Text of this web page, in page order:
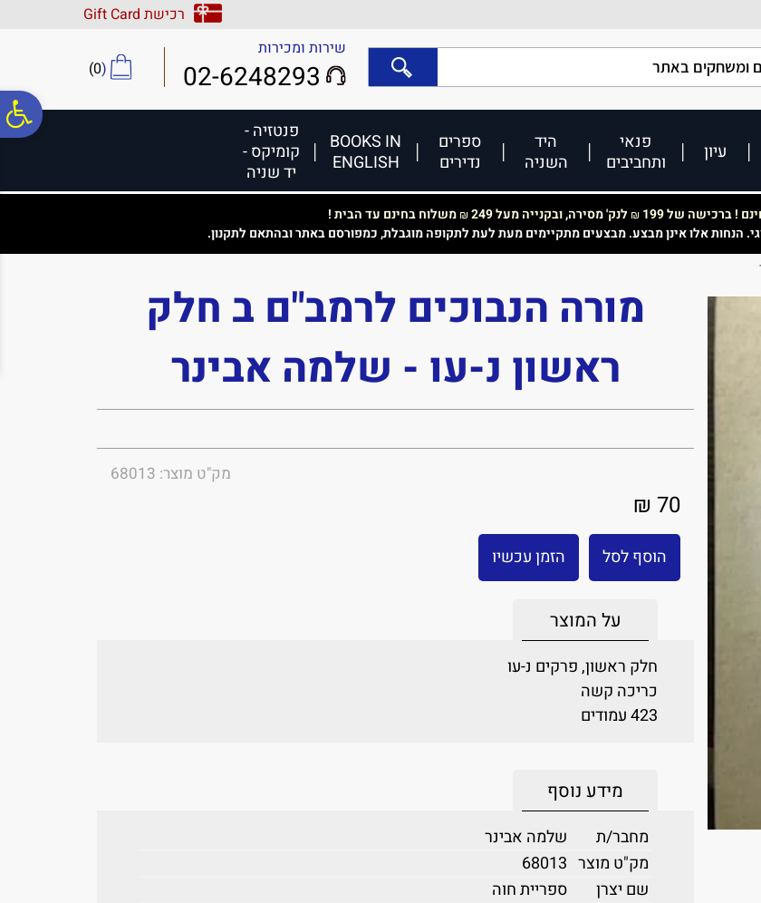
נגישות
אתר
המרכזי
רכישת Gift Card
שירות ומכירות
02-6248293
(
0
)
עיון
פנאי
ותחביבים
היד
השניה
ספרים
נדירים
BOOKS IN
ENGLISH
פנטזיה -
קומיקס -
יד שניה
! ברכישה של 199 ₪ לנק' מסירה, ובקנייה מעל 249 ₪משלוח בחינם עד הבית !
הנחות אלו אינן מבצע. מבצעים מתקיימים מעת לעת לתקופה מוגבלת, כמפורסם באתר ובהתאם לתקנון.
מורה הנבוכים לרמב"ם ב חלק
ראשון נ-עו - שלמה אבינר
מק"ט מוצר: 68013
70 ₪
הוסף לסל הזמן עכשיו
על המוצר
חלק ראשון, פרקים נ-עו
כריכה קשה
423 עמודים
מידע נוסף
מחבר/ת
שלמה אבינר
מק"ט מוצר 68013
שם יצרן
ספריית חוה